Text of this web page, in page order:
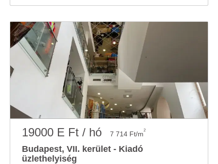
19000 E Ft / hó 7 714 Ft/m2
Budapest, VII. kerület - Kiadó
üzlethelyiség